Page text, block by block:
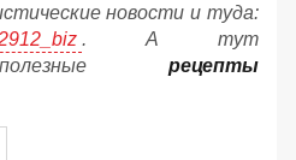
новости и туда:
. А тут
полезные рецепты